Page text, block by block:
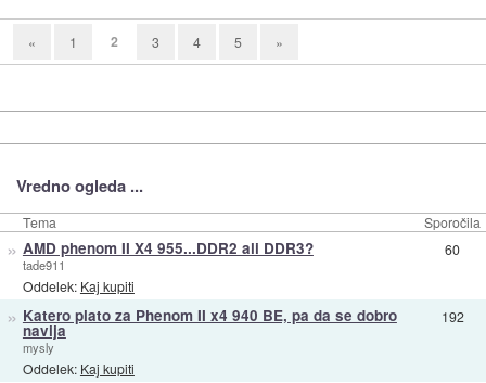
« 1 2 3 4 5 »
Vredno ogleda ...
Tema Sporočila
» AMD phenom II X4 955...DDR2 ali DDR3?
tade911
Oddelek: Kaj kupiti
60
» Katero plato za Phenom II x4 940 BE, pa da se dobro
navija
mysly
Oddelek: Kaj kupiti
192